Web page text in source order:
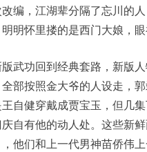
编，江湖辈分隔了忘川的
明怀里搂的是西门大娘，
版武功回到经典套路，新版
全部按照金大爷的人设走，
自健穿戴成贾宝玉，但几
自有他的动人处。这些新
，他们和上一代男神苗侨伟